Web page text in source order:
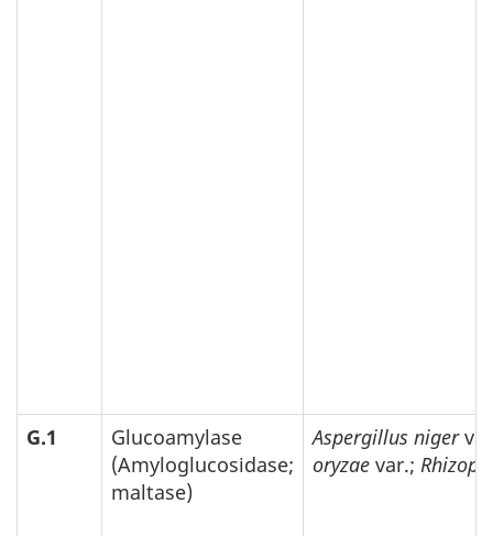
G.1
Glucoamylase
(Amyloglucosidase;
maltase)
Aspergillus niger
oryzae var.;